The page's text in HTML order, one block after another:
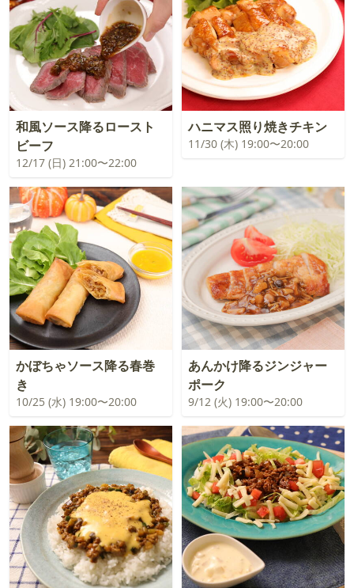
和風ソース降るロースト
ビーフ
12/17 (日) 21:00〜22:00
ハニマス照り焼きチキン
11/30 (木) 19:00〜20:00
かぼちゃソース降る春巻
き
10/25 (水) 19:00〜20:00
あんかけ降るジンジャー
ポーク
9/12 (火) 19:00〜20:00